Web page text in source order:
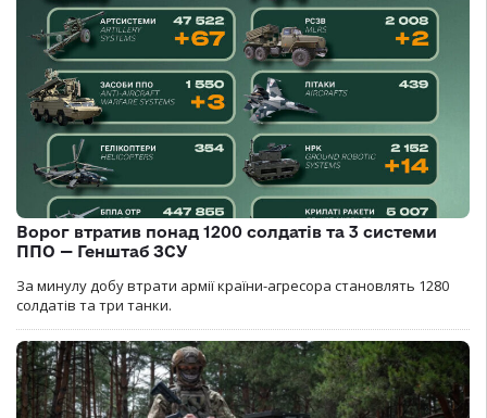
Ворог втратив понад 1200 солдатів та 3 системи
ППО — Генштаб ЗСУ
За минулу добу втрати армії країни-агресора становлять 1280
солдатів та три танки.